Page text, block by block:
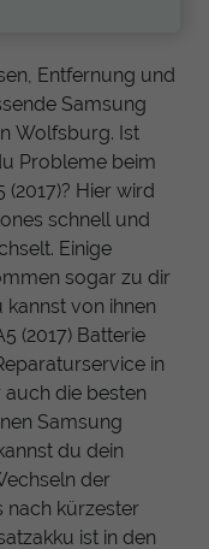
Entfernung und
Samsung
Wolfsburg. Ist
Probleme beim
(2017)? Hier wird
schnell und
Einige
sogar zu dir
von ihnen
(2017) Batterie
in
auch die besten
Samsung
du dein
der
nach kürzester
ist in den